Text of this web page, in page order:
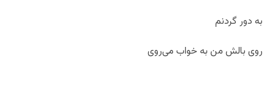
به دور گردنم
روی بالش من به خواب می‌روی